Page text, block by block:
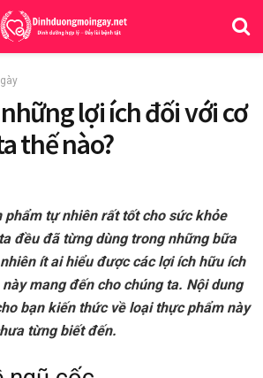
lợi ích đối với cơ
thế nào?
phẩm tự nhiên rất tốt cho sức khỏe
đều đã từng dùng trong những bữa
ít ai hiểu được các lợi ích hữu ích
mang đến cho chúng ta. Nội dung
bạn kiến thức về loại thực phẩm này
từng biết đến.